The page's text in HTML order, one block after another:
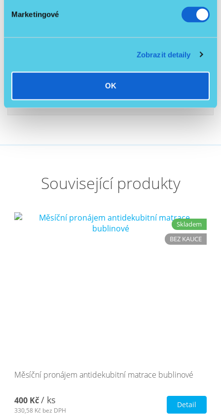
Marketingové
Zobrazit detaily
OK
Obecný manuál k repasovaným lůžkům.pdf
Související produkty
Skladem
BEZ KAUCE
Měsíční pronájem antidekubitní matrace bublinové
400 Kč/ ks
330,58 Kč bez DPH
Detail